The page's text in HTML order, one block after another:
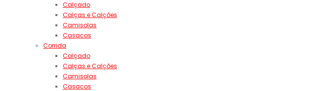
Calçado
Calças e Calções
Camisolas
Casacos
Corrida
Calçado
Calças e Calções
Camisolas
Casacos